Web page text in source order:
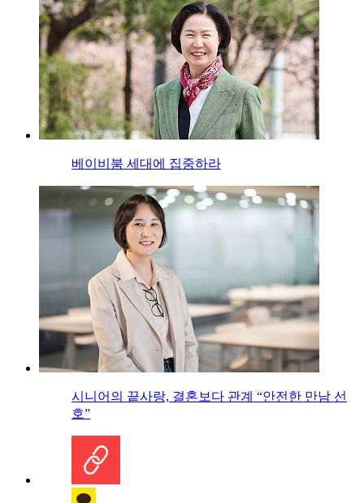
베이비붐 세대에 집중하라
시니어의 끝사랑, 결혼보다 관계 “안전한 만남 선
호”